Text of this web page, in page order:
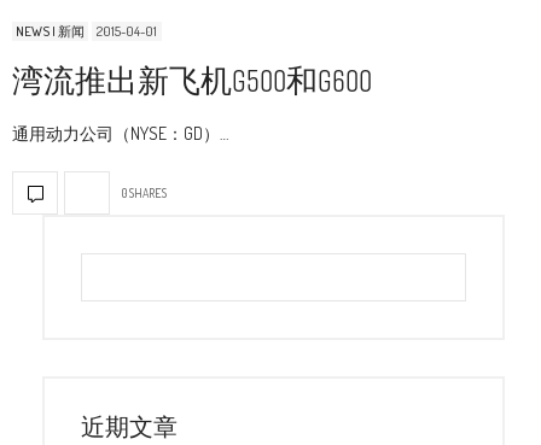
NEWS | 新闻 2015-04-01
湾流推出新飞机G500和G600
通用动力公司（NYSE：GD）…
0 SHARES
近期文章